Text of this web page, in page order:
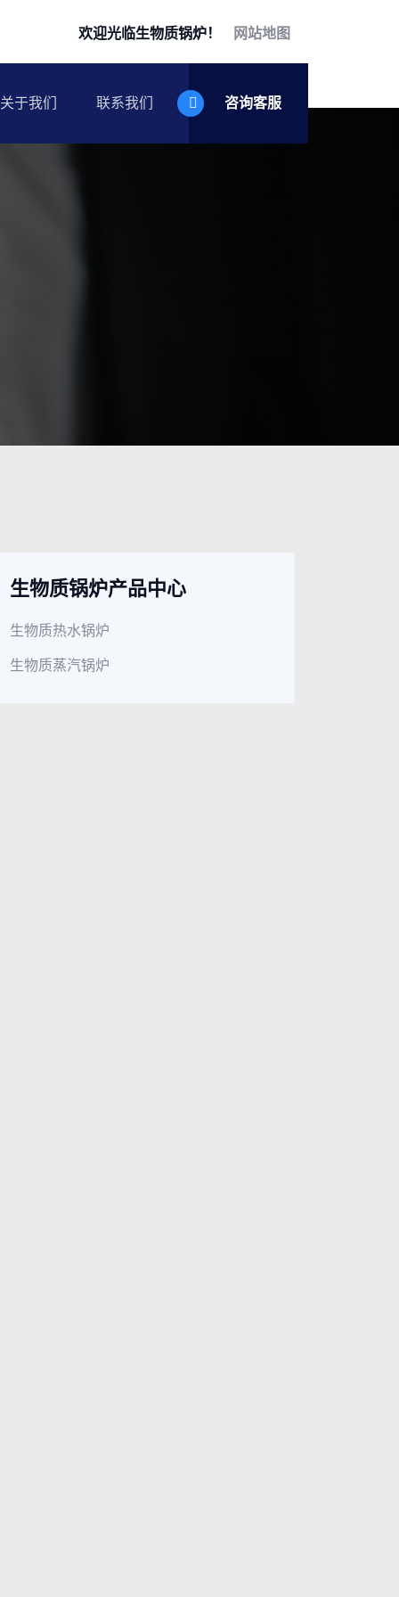
欢迎光临生物质锅炉！ 网站地图
关于我们 联系我们 咨询客服
生物质锅炉产品中心
生物质热水锅炉
生物质蒸汽锅炉